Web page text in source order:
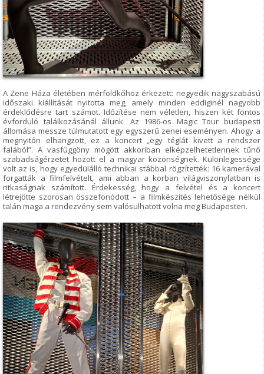
A Zene Háza életében mérföldkőhöz érkezett: negyedik nagyszabású
időszaki kiállítását nyitotta meg, amely minden eddiginél nagyobb
érdeklődésre tart számot. Időzítése nem véletlen, hiszen két fontos
évforduló találkozásánál állunk. Az 1986-os Magic Tour budapesti
állomása messze túlmutatott egy egyszerű zenei eseményen. Ahogy a
megnyitón elhangzott, ez a koncert „egy téglát kivett a rendszer
falából”. A vasfüggöny mögött akkoriban elképzelhetetlennek tűnő
szabadságérzetet hozott el a magyar közönségnek. Különlegessége
volt az is, hogy egyedülálló technikai stábbal rögzítették: 16 kamerával
forgatták a filmfelvételt, ami abban a korban világviszonylatban is
ritkaságnak számított. Érdekesség, hogy a felvétel és a koncert
létrejötte szorosan összefonódott – a filmkészítés lehetősége nélkül
talán maga a rendezvény sem valósulhatott volna meg Budapesten.